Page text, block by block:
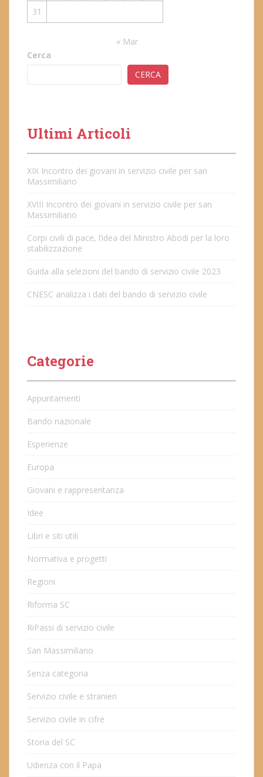
31
« Mar
Cerca
CERCA
Ultimi Articoli
XIX Incontro dei giovani in servizio civile per san
Massimiliano
XVIII Incontro dei giovani in servizio civile per san
Massimiliano
Corpi civili di pace, l’idea del Ministro Abodi per la loro
stabilizzazione
Guida alla selezioni del bando di servizio civile 2023
CNESC analizza i dati del bando di servizio civile
Categorie
Appuntamenti
Bando nazionale
Esperienze
Europa
Giovani e rappresentanza
Idee
Libri e siti utili
Normativa e progetti
Regioni
Riforma SC
RiPassi di servizio civile
San Massimiliano
Senza categoria
Servizio civile e stranieri
Servizio civile in cifre
Storia del SC
Udienza con il Papa